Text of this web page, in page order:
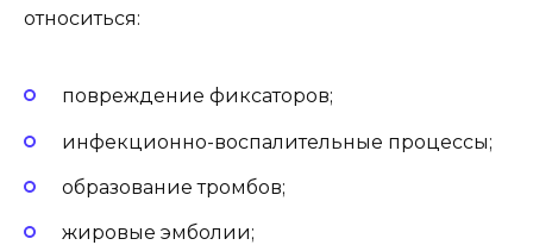
относиться:
повреждение фиксаторов;
инфекционно-воспалительные процессы;
образование тромбов;
жировые эмболии;